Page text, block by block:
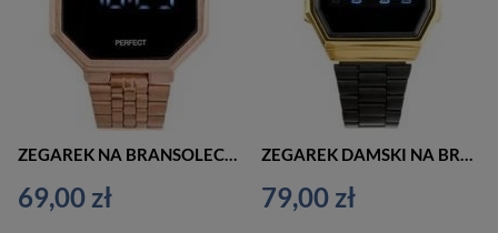
69,00 zł 79,00 zł